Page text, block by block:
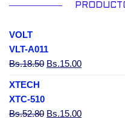
VOLT
VLT-A011
Bs.18.50 El precio original
Bs.15.00El precio
XTECH
XTC-510
Bs.52.80 El precio original
Bs.15.00El precio